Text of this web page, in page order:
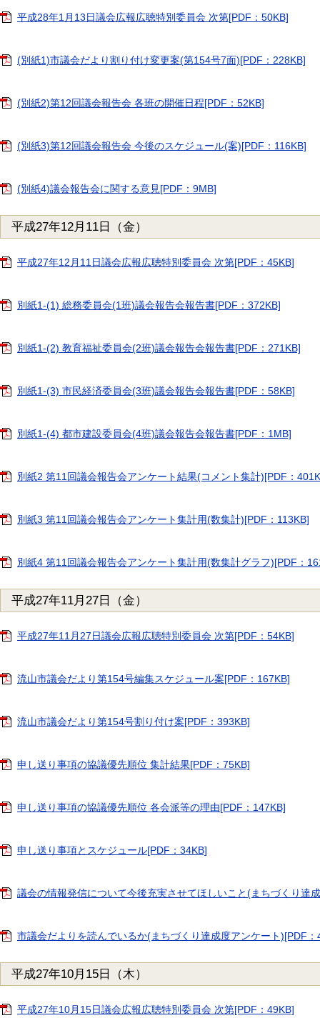
平成28年1月13日議会広報広聴特別委員会 次第[PDF：50KB]
(別紙1)市議会だより割り付け変更案(第154号7面)[PDF：228KB]
(別紙2)第12回議会報告会 各班の開催日程[PDF：52KB]
(別紙3)第12回議会報告会 今後のスケジュール(案)[PDF：116KB]
(別紙4)議会報告会に関する意見[PDF：9MB]
平成27年12月11日（金）
平成27年12月11日議会広報広聴特別委員会 次第[PDF：45KB]
別紙1-(1) 総務委員会(1班)議会報告会報告書[PDF：372KB]
別紙1-(2) 教育福祉委員会(2班)議会報告会報告書[PDF：271KB]
別紙1-(3) 市民経済委員会(3班)議会報告会報告書[PDF：58KB]
別紙1-(4) 都市建設委員会(4班)議会報告会報告書[PDF：1MB]
別紙2 第11回議会報告会アンケート結果(コメント集計)[PDF：
別紙3 第11回議会報告会アンケート集計用(数集計)[PDF：113KB]
別紙4 第11回議会報告会アンケート集計用(数集計グラフ)[PDF：
平成27年11月27日（金）
平成27年11月27日議会広報広聴特別委員会 次第[PDF：54KB]
流山市議会だより第154号編集スケジュール案[PDF：167KB]
流山市議会だより第154号割り付け案[PDF：393KB]
申し送り事項の協議優先順位 集計結果[PDF：75KB]
申し送り事項の協議優先順位 各会派等の理由[PDF：147KB]
申し送り事項とスケジュール[PDF：34KB]
議会の情報発信について今後充実させてほしいこと(まちづくり達
市議会だよりを読んでいるか(まちづくり達成度アンケート)[PDF：
平成27年10月15日（木）
平成27年10月15日議会広報広聴特別委員会 次第[PDF：49KB]